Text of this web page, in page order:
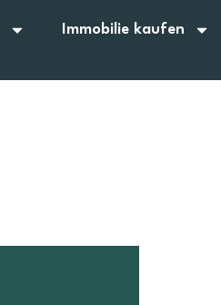
Immobilie kaufen